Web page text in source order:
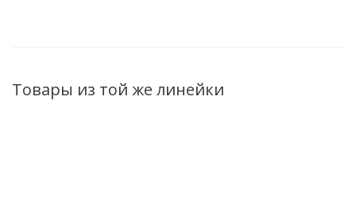
Товары из той же линейки